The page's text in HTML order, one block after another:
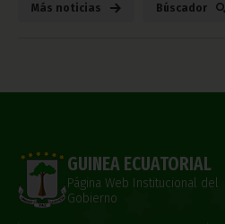
Más noticias Búscador
GUINEA ECUATORIAL
Página Web Institucional del
Gobierno